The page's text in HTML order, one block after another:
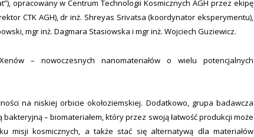
opracowany w Centrum Technologii Kosmicznych AGH przez ekipę
CTK AGH), dr inż. Shreyas Srivatsa (koordynator eksperymentu),
mgr inż. Dagmara Stasiowska i mgr inż. Wojciech Guziewicz.
– nowoczesnych nanomateriałów o wielu potencjalnych
na niskiej orbicie okołoziemskiej. Dodatkowo, grupa badawcza
bakteryjną – biomateriałem, który przez swoją łatwość produkcji może
misji kosmicznych, a także stać się alternatywą dla materiałów